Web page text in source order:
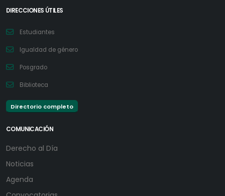
DIRECCIONES ÚTILES
Estudiantes
Igualdad de género
Posgrado
Biblioteca
Directorio completo
COMUNICACIÓN
Derecho al Día
Noticias
Agenda